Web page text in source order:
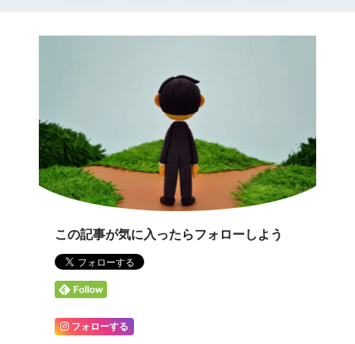
この記事が気に入ったらフォローしよう
フォローする